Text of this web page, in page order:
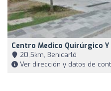
Centro Medico Quirúrgico
20,5km, Benicarló
Ver dirección y datos de